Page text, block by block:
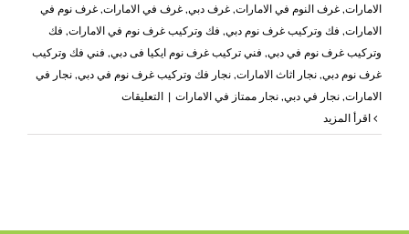
الامارات, غرف النوم في الامارات, غرف دبي, غرف في الامارات, غرف نوم في
الامارات, فك وتركيب غرف نوم دبي, فك وتركيب غرف نوم في الامارات, فك
وتركيب غرف نوم في دبي, فني تركيب غرف نوم ايكيا فى دبي, فني فك وتركيب
غرف نوم دبي, نجار اثاث الامارات, نجار فك وتركيب غرف نوم في دبي, نجار في
الامارات, نجار في دبي, نجار ممتاز في الامارات | التعليقاتعلى
وتركيب